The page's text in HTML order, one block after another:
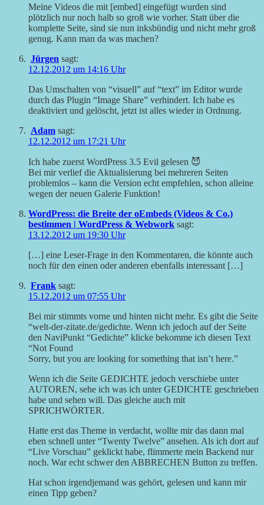
Meine Videos die mit [embed] eingefügt wurden sind
plötzlich nur noch halb so groß wie vorher. Statt über die
komplette Seite, sind sie nun inksbündig und nicht mehr groß
genug. Kann man da was machen?
Jürgen sagt:
12.12.2012 um 14:16 Uhr
Das Umschalten von “visuell” auf “text” im Editor wurde
durch das Plugin “Image Share” verhindert. Ich habe es
deaktiviert und gelöscht, jetzt ist alles wieder in Ordnung.
Adam sagt:
12.12.2012 um 17:21 Uhr
Ich habe zuerst WordPress 3.5 Evil gelesen 😈
Bei mir verlief die Aktualisierung bei mehreren Seiten
problemlos – kann die Version echt empfehlen, schon alleine
wegen der neuen Galerie Funktion!
WordPress: die Breite der oEmbeds (Videos & Co.)
bestimmen | WordPress & Webwork sagt:
13.12.2012 um 19:30 Uhr
[…] eine Leser-Frage in den Kommentaren, die könnte auch
noch für den einen oder anderen ebenfalls interessant […]
Frank sagt:
15.12.2012 um 07:55 Uhr
Bei mir stimmts vorne und hinten nicht mehr. Es gibt die Seite
“welt-der-zitate.de/gedichte. Wenn ich jedoch auf der Seite
den NaviPunkt “Gedichte” klicke bekomme ich diesen Text
“Not Found
Sorry, but you are looking for something that isn’t here.”
Wenn ich die Seite GEDICHTE jedoch verschiebe unter
AUTOREN, sehe ich was ich unter GEDICHTE geschrieben
habe und sehen will. Das gleiche auch mit
SPRICHWÖRTER.
Hatte erst das Theme in verdacht, wollte mir das dann mal
eben schnell unter “Twenty Twelve” ansehen. Als ich dort auf
“Live Vorschau” geklickt habe, flimmerte mein Backend nur
noch. War echt schwer den ABBRECHEN Button zu treffen.
Hat schon irgendjemand was gehört, gelesen und kann mir
einen Tipp geben?